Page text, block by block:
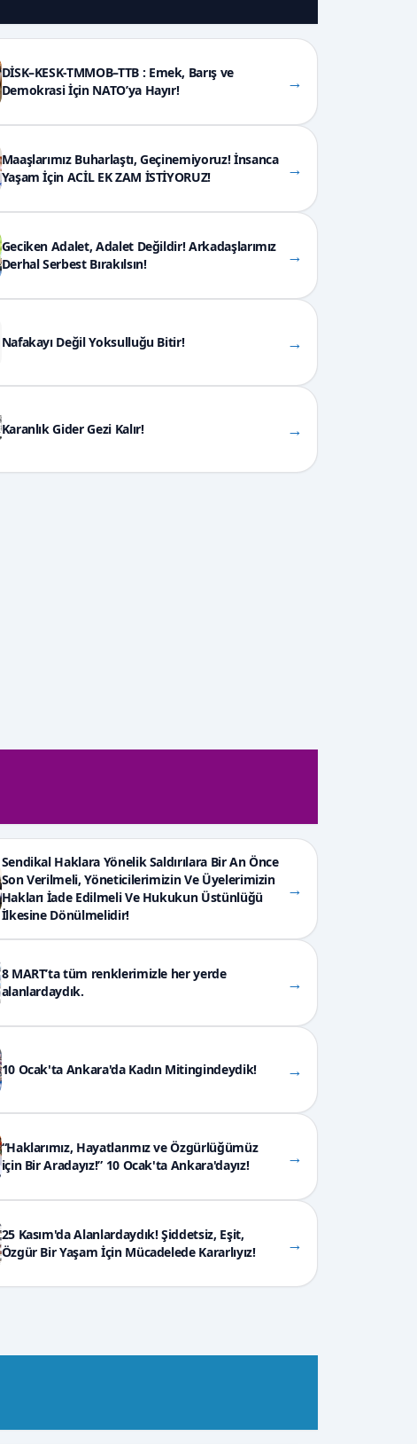
Eğitim-Sen
ESM
Enerji Sanayi ve Maden Kamu
Haber-Sen
Basın Yayın İletişim ve Posta
Emekçileri Sendikası
Kültür Sanat Sen
Sendikası
Sağlık ve Sosyal Hizmet Emekçileri
Tarım Orkam-Sen
Tüm Belediye ve Yerel Yönetim
DİSK–KESK-TMMOB–TTB : Emek, Barış ve
Demokrasi İçin NATO’ya Hayır!
→
Maaşlarımız Buharlaştı, Geçinemiyoruz! İnsanca
Yaşam İçin ACİL EK ZAM İSTİYORUZ!
→
Geciken Adalet, Adalet Değildir! Arkadaşlarımız
Derhal Serbest Bırakılsın!
→
Nafakayı Değil Yoksulluğu Bitir! →
Karanlık Gider Gezi Kalır! →
Sendikal Haklara Yönelik Saldırılara Bir An Önce
Son Verilmeli, Yöneticilerimizin Ve Üyelerimizin
Hakları İade Edilmeli Ve Hukukun Üstünlüğü
İlkesine Dönülmelidir!
→
8 MART’ta tüm renklerimizle her yerde
alanlardaydık.
→
10 Ocak'ta Ankara'da Kadın Mitingindeydik! →
“Haklarımız, Hayatlarımız ve Özgürlüğümüz
için Bir Aradayız!” 10 Ocak'ta Ankara'dayız!
→
25 Kasım'da Alanlardaydık! Şiddetsiz, Eşit,
Özgür Bir Yaşam İçin Mücadelede Kararlıyız!
→